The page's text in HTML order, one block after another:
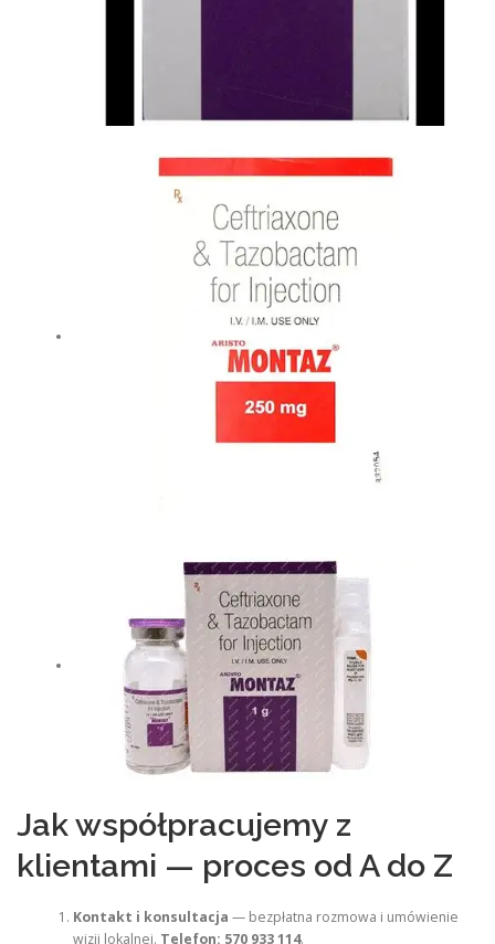
Jak współpracujemy z
klientami — proces od A do Z
Kontakt i konsultacja — bezpłatna rozmowa i umówienie
wizji lokalnej. Telefon: 570 933 114.